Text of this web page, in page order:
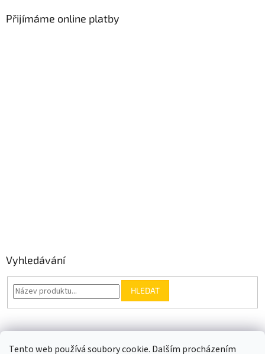
Tento web používá soubory cookie. Dalším procházením
Přijímáme online platby
Vyhledávání
HLEDAT